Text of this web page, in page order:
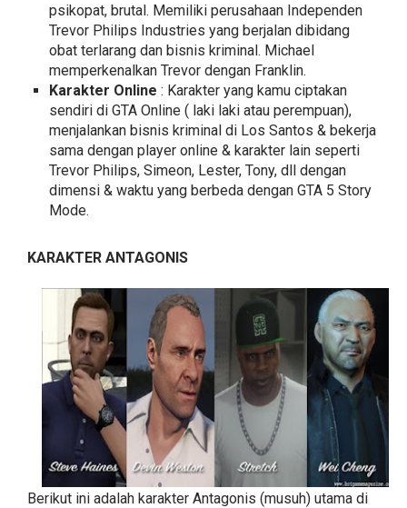
psikopat, brutal. Memiliki perusahaan Independen
Trevor Philips Industries yang berjalan dibidang
obat terlarang dan bisnis kriminal. Michael
memperkenalkan Trevor dengan Franklin.
Karakter Online : Karakter yang kamu ciptakan
sendiri di GTA Online ( laki laki atau perempuan),
menjalankan bisnis kriminal di Los Santos & bekerja
sama dengan player online & karakter lain seperti
Trevor Philips, Simeon, Lester, Tony, dll dengan
dimensi & waktu yang berbeda dengan GTA 5 Story
Mode.
KARAKTER ANTAGONIS
Berikut ini adalah karakter Antagonis (musuh) utama di